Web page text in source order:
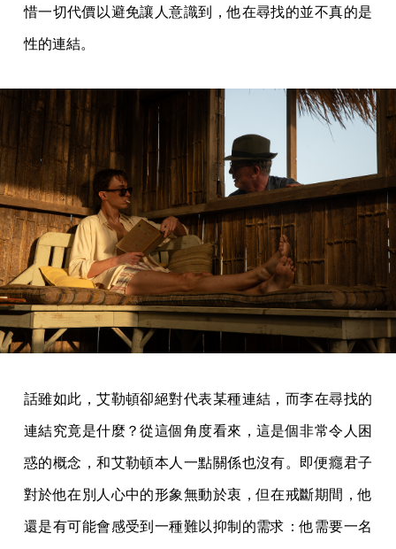
惜一切代價以避免讓人意識到，他在尋找的並不真的是
性的連結。
話雖如此，艾勒頓卻絕對代表某種連結，而李在尋找的
連結究竟是什麼？從這個角度看來，這是個非常令人困
惑的概念，和艾勒頓本人一點關係也沒有。即便癮君子
對於他在別人心中的形象無動於衷，但在戒斷期間，他
還是有可能會感受到一種難以抑制的需求：他需要一名